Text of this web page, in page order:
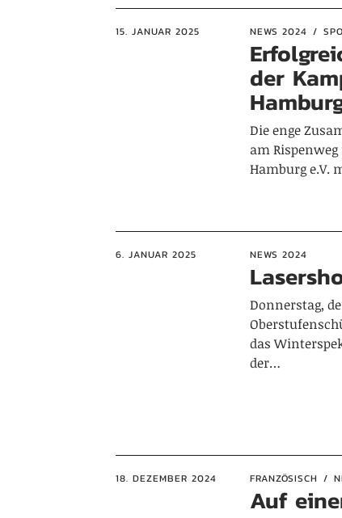
15. JANUAR 2025 NEWS 2024
der
Die enge
am
Hamburg e.V.
6. JANUAR 2025 NEWS 2024
Donnerstag,
das
der…
18. DEZEMBER 2024 FRANZÖSISCH
Auf